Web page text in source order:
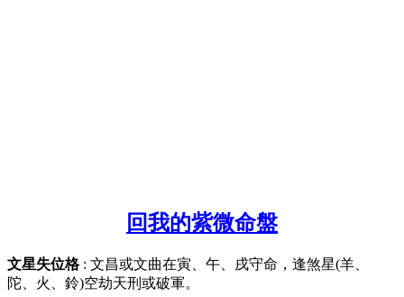
回我的紫微命盤
文星失位格: 文昌或文曲在寅、午、戌守命，逢煞星(羊、
陀、火、鈴)空劫天刑或破軍。